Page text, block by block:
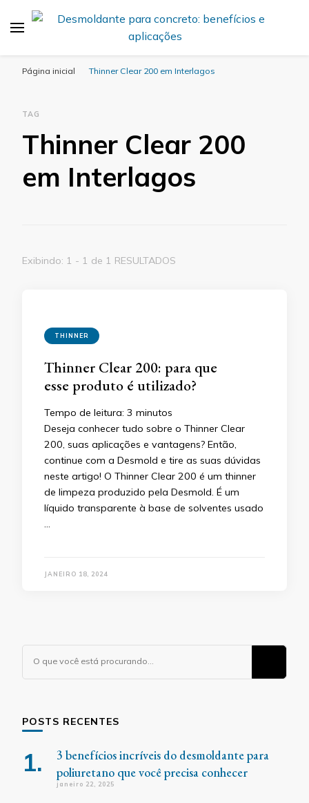
Página inicial Thinner Clear 200 em Interlagos
TAG
Thinner Clear 200
em Interlagos
Exibindo: 1 - 1 de 1 RESULTADOS
THINNER
Thinner Clear 200: para que
esse produto é utilizado?
Tempo de leitura: 3 minutos
Deseja conhecer tudo sobre o Thinner Clear
200, suas aplicações e vantagens? Então,
continue com a Desmold e tire as suas dúvidas
neste artigo! O Thinner Clear 200 é um thinner
de limpeza produzido pela Desmold. É um
líquido transparente à base de solventes usado
…
JANEIRO 18, 2024
algo?
POSTS RECENTES
3 benefícios incríveis do desmoldante para
poliuretano que você precisa conhecer
janeiro 22, 2025